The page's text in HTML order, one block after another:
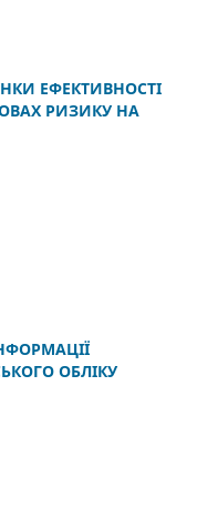
ЕФЕКТИВНОСТІ
РИЗИКУ НА
ОБЛІКУ